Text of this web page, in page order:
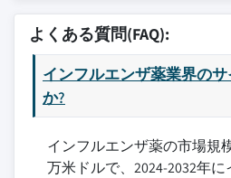
よくある質問(FAQ):
インフルエンザ薬業界の
か?
インフルエンザ薬の市場規
万米ドルで、2024-2032年